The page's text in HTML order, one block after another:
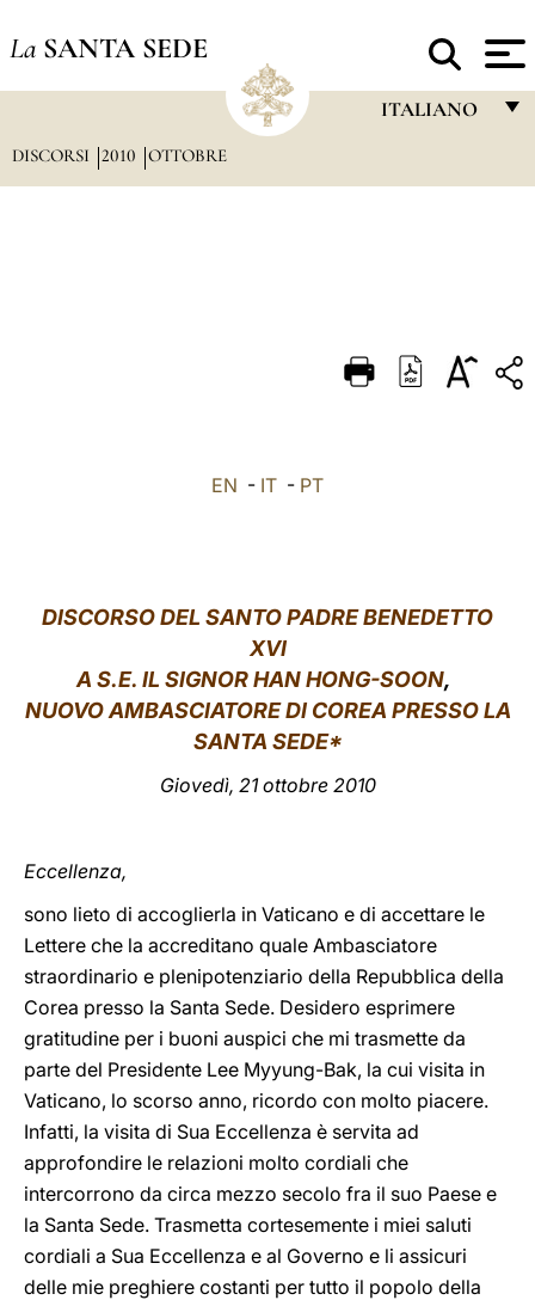
La SANTA SEDE
ITALIANO
DEUTSCH
DISCORSI 2010 OTTOBRE
EN - IT - PT
DISCORSO DEL SANTO PADRE BENEDETTO
XVI
A S.E. IL SIGNORHAN HONG-SOON,
NUOVO AMBASCIATORE DI COREA PRESSO LA
SANTA SEDE*
Giovedì, 21 ottobre 2010
Eccellenza,
sono lieto di accoglierla in Vaticano e di accettare le
Lettere che la accreditano quale Ambasciatore
straordinario e plenipotenziario della Repubblica della
Corea presso la Santa Sede. Desidero esprimere
gratitudine per i buoni auspici che mi trasmette da
parte del Presidente Lee Myyung-Bak, la cui visita in
Vaticano, lo scorso anno, ricordo con molto piacere.
Infatti, la visita di Sua Eccellenza è servita ad
approfondire le relazioni molto cordiali che
intercorrono da circa mezzo secolo fra il suo Paese e
la Santa Sede. Trasmetta cortesemente i miei saluti
cordiali a Sua Eccellenza e al Governo e li assicuri
delle mie preghiere costanti per tutto il popolo della